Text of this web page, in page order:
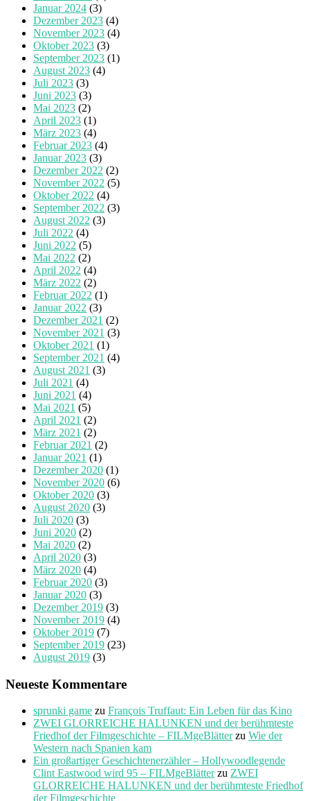
Januar 2024 (3)
Dezember 2023 (4)
November 2023 (4)
Oktober 2023 (3)
September 2023 (1)
August 2023 (4)
Juli 2023 (3)
Juni 2023 (3)
Mai 2023 (2)
April 2023 (1)
März 2023 (4)
Februar 2023 (4)
Januar 2023 (3)
Dezember 2022 (2)
November 2022 (5)
Oktober 2022 (4)
September 2022 (3)
August 2022 (3)
Juli 2022 (4)
Juni 2022 (5)
Mai 2022 (2)
April 2022 (4)
März 2022 (2)
Februar 2022 (1)
Januar 2022 (3)
Dezember 2021 (2)
November 2021 (3)
Oktober 2021 (1)
September 2021 (4)
August 2021 (3)
Juli 2021 (4)
Juni 2021 (4)
Mai 2021 (5)
April 2021 (2)
März 2021 (2)
Februar 2021 (2)
Januar 2021 (1)
Dezember 2020 (1)
November 2020 (6)
Oktober 2020 (3)
August 2020 (3)
Juli 2020 (3)
Juni 2020 (2)
Mai 2020 (2)
April 2020 (3)
März 2020 (4)
Februar 2020 (3)
Januar 2020 (3)
Dezember 2019 (3)
November 2019 (4)
Oktober 2019 (7)
September 2019 (23)
August 2019 (3)
Neueste Kommentare
sprunki game zu François Truffaut: Ein Leben für das Kino
ZWEI GLORREICHE HALUNKEN und der berühmteste
Friedhof der Filmgeschichte – FILMgeBlätterzu Wie der
Western nach Spanien kam
Ein großartiger Geschichtenerzähler – Hollywoodlegende
Clint Eastwood wird 95 – FILMgeBlätterzu ZWEI
GLORREICHE HALUNKEN und der berühmteste Friedhof
der Filmgeschichte